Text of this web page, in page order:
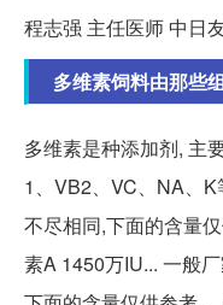
程志强 主任医师 中日
多维素饲料由那些
多维素是种添加剂, 主
1、VB2、VC、NA、
不尽相同,下面的含量
素A 1450万IU... 一般